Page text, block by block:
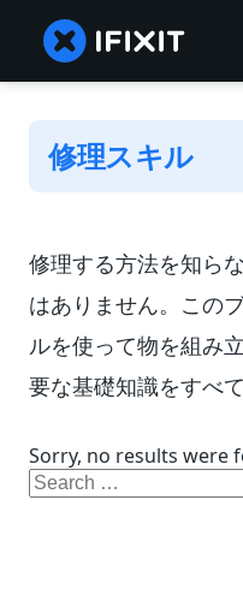
修理スキル
修理する方法を知ら
はありません。この
ルを使って物を組み
要な基礎知識をすべ
Sorry, no results were
Search